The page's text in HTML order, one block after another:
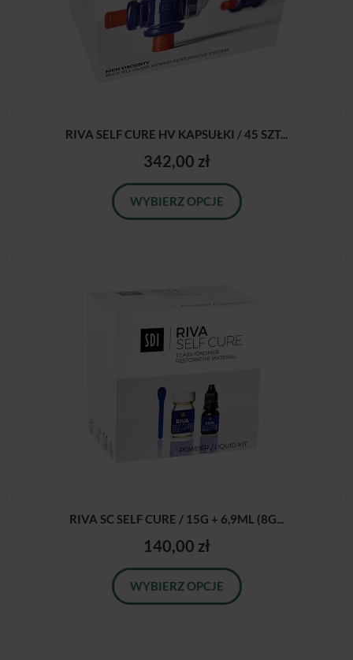
RIVA SELF CURE HV KAPSUŁKI / 45 SZT...
342,00 zł
WYBIERZ OPCJE
RIVA SC SELF CURE / 15G + 6,9ML (8G...
140,00 zł
WYBIERZ OPCJE